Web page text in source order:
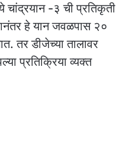
चांद्रयान -३ ची प्रतिकृती
हे यान जवळपास २०
तर डीजेच्या तालावर
प्रतिक्रिया व्यक्त